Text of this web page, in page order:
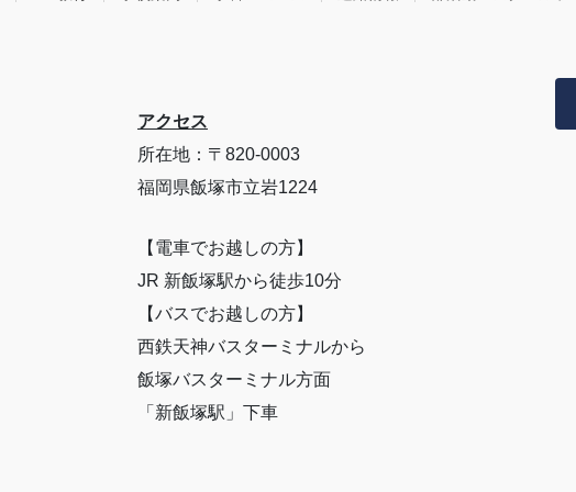
アクセス
所在地：〒820-0003
福岡県飯塚市立岩1224
【電車でお越しの方】
JR 新飯塚駅から徒歩10分
【バスでお越しの方】
西鉄天神バスターミナルから
飯塚バスターミナル方面
「新飯塚駅」下車